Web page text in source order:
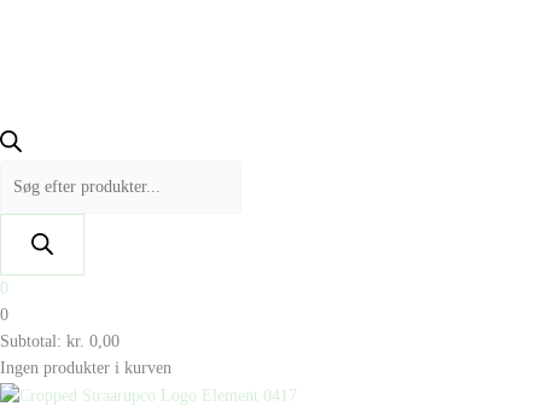
0
0
Subtotal: kr. 0,00
Ingen produkter i kurven